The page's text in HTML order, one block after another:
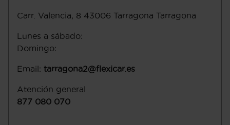
Carr. Valencia, 8 43006 Tarragona Tarragona
Lunes a sábado:
Domingo:
Email: tarragona2@flexicar.es
Atención general
877 080 070